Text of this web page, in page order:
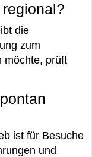
die
zum
möchte, prüft
ist für Besuche
und